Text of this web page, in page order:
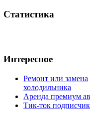
Статистика
Интересное
Ремонт или замена
холодильника
Аренда премиум
Тик-ток